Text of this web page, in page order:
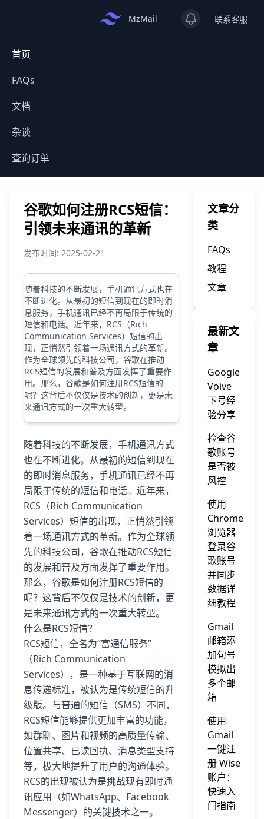
MzMail View联系客服
首页
FAQs
文档
杂谈
查询订单
谷歌如何注册RCS短信：
引领未来通讯的革新
发布时间: 2025-02-21
随着科技的不断发展，手机通讯方式也在
不断进化。从最初的短信到现在的即时消
息服务，手机通讯已经不再局限于传统的
短信和电话。近年来，RCS（Rich
Communication Services）短信的出
现，正悄然引领着一场通讯方式的革新。
作为全球领先的科技公司，谷歌在推动
RCS短信的发展和普及方面发挥了重要作
用。那么，谷歌是如何注册RCS短信的
呢？这背后不仅仅是技术的创新，更是未
来通讯方式的一次重大转型。
随着科技的不断发展，手机通讯方式
也在不断进化。从最初的短信到现在
的即时消息服务，手机通讯已经不再
局限于传统的短信和电话。近年来，
RCS（Rich Communication
Services）短信的出现，正悄然引领
着一场通讯方式的革新。作为全球领
先的科技公司，谷歌在推动RCS短信
的发展和普及方面发挥了重要作用。
那么，谷歌是如何注册RCS短信的
呢？这背后不仅仅是技术的创新，更
是未来通讯方式的一次重大转型。
什么是RCS短信？
RCS短信，全名为“富通信服务”
（Rich Communication
Services），是一种基于互联网的消
息传递标准，被认为是传统短信的升
级版。与普通的短信（SMS）不同，
RCS短信能够提供更加丰富的功能，
如群聊、图片和视频的高质量传输、
位置共享、已读回执、消息类型支持
等，极大地提升了用户的沟通体验。
RCS的出现被认为是挑战现有即时通
讯应用（如WhatsApp、Facebook
Messenger）的关键技术之一。
文章分
类
FAQs
教程
文章
最新文
章
Google
Voive
下号经
验分享
检查谷
歌账号
是否被
风控
使用
Chrome
浏览器
登录谷
歌账号
并同步
数据详
细教程
Gmail
邮箱添
加句号
模拟出
多个邮
箱
使用
Gmail
一键注
册 Wise
账户：
快速入
门指南